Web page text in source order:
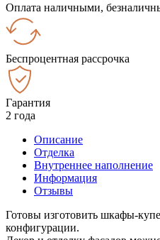
Оплата наличными,
Беспроцентная рассрочка
Гарантия
2 года
Описание
Отделка
Внутреннее наполнение
Информация
Отзывы
Готовы изготовить шкафы-
конфигурации.